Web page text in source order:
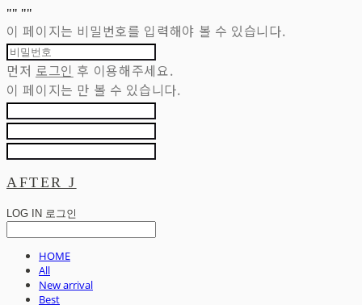
"" ""
이 페이지는 비밀번호를 입력해야 볼 수 있습니다.
먼저 로그인 후 이용해주세요.
이 페이지는 만 볼 수 있습니다.
AFTER J
LOG IN 로그인
HOME
All
New arrival
Best